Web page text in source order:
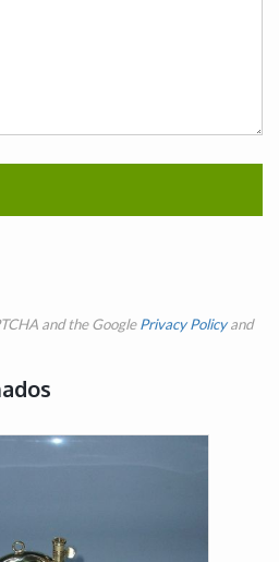
and the GooglePrivacy Policyand